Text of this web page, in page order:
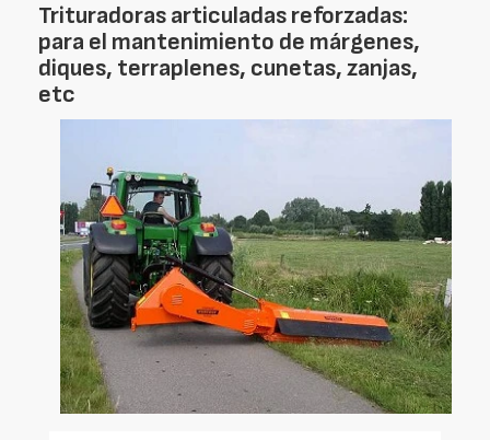
Trituradoras articuladas reforzadas:
para el mantenimiento de márgenes,
diques, terraplenes, cunetas, zanjas,
etc